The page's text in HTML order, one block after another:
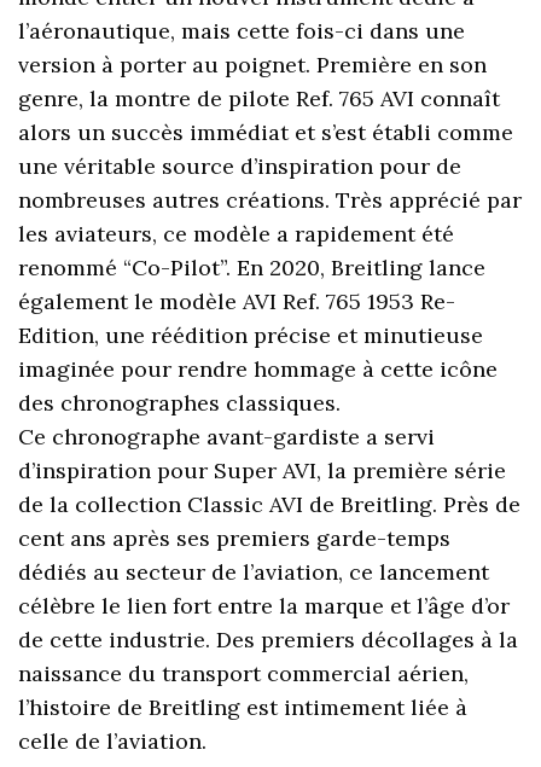
l’aéronautique, mais cette fois-ci dans une
version à porter au poignet. Première en son
genre, la montre de pilote Ref. 765 AVI connaît
alors un succès immédiat et s’est établi comme
une véritable source d’inspiration pour de
nombreuses autres créations. Très apprécié par
les aviateurs, ce modèle a rapidement été
renommé “Co-Pilot”. En 2020, Breitling lance
également le modèle AVI Ref. 765 1953 Re-
Edition, une réédition précise et minutieuse
imaginée pour rendre hommage à cette icône
des chronographes classiques.
Ce chronographe avant-gardiste a servi
d’inspiration pour Super AVI, la première série
de la collection Classic AVI de Breitling. Près de
cent ans après ses premiers garde-temps
dédiés au secteur de l’aviation, ce lancement
célèbre le lien fort entre la marque et l’âge d’or
de cette industrie. Des premiers décollages à la
naissance du transport commercial aérien,
l’histoire de Breitling est intimement liée à
celle de l’aviation.